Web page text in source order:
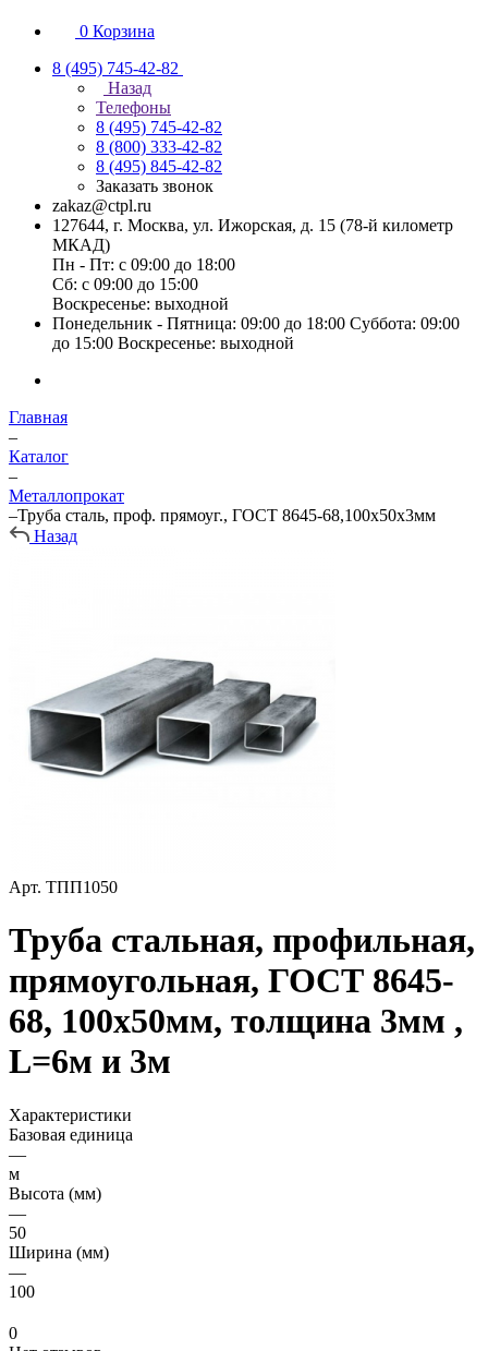
0 Корзина
8 (495) 745-42-82
Назад
Телефоны
8 (495) 745-42-82
8 (800) 333-42-82
8 (495) 845-42-82
Заказать звонок
zakaz@ctpl.ru
127644, г. Москва, ул. Ижорская, д. 15 (78-й километр
МКАД)
Пн - Пт: с 09:00 до 18:00
Сб: с 09:00 до 15:00
Воскресенье: выходной
Понедельник - Пятница: 09:00 до 18:00 Суббота: 09:00
до 15:00 Воскресенье: выходной
Главная
–
Каталог
–
Металлопрокат
–Труба сталь, проф. прямоуг., ГОСТ 8645-68,100х50х3мм
Назад
Арт. ТПП1050
Труба стальная, профильная,
прямоугольная, ГОСТ 8645-
68, 100х50мм, толщина 3мм ,
L=6м и 3м
Характеристики
Базовая единица
—
м
Высота (мм)
—
50
Ширина (мм)
—
100
0